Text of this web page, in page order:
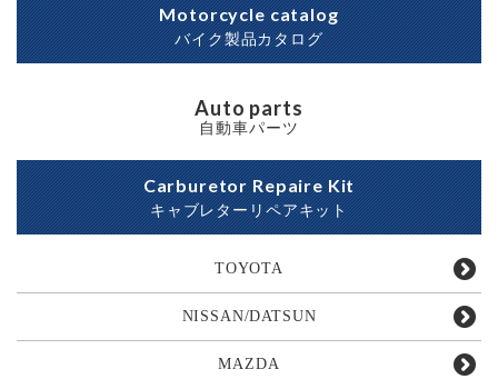
Motorcycle catalog
バイク製品カタログ
Auto parts
自動車パーツ
Carburetor Repaire Kit
キャブレターリペアキット
TOYOTA
NISSAN/DATSUN
MAZDA